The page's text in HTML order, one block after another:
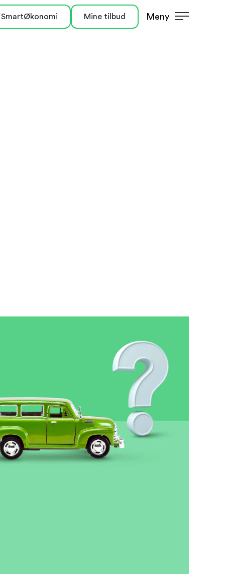
SmartØkonomi Mine tilbud Meny